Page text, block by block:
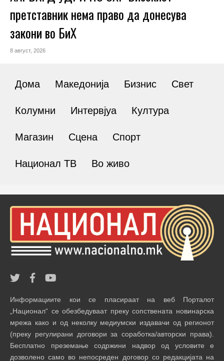
претставник нема право да донесува
закони во БиХ
8 август, 2026
Дома Македонија Бизнис Свет
Колумни Интервјуа Култура
Магазин Сцена Спорт
Национал ТВ Во живо
Информациите кои се пласираат на веб Порталот
„Национал“ се обезбедуваат преку сопствената новинарска
мрежа како и од неколку медиумски издавачи од регионот
(преку регулирани договори за соработка/авторски права).
Бесплатно преземање содржини надвор од условите е
дозволено само во непосреден договор со редакцијата на